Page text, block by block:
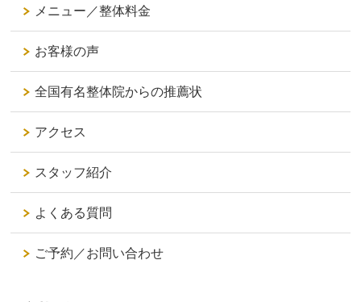
メニュー／整体料金
お客様の声
全国有名整体院からの推薦状
アクセス
スタッフ紹介
よくある質問
ご予約／お問い合わせ